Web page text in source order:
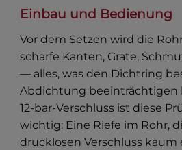
Einbau und Bedienung
Vor dem Setzen wird die
scharfe Kanten, Grate,
— alles, was den Dichtring
Abdichtung beeinträchtigen
12-bar-Verschluss ist diese
wichtig: Eine Riefe im Rohr,
drucklosen Verschluss kaum